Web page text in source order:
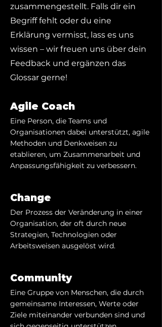
zusammengestellt. Falls dir ein
Begriff fehlt oder du eine
Erklärung vermisst, lass es uns
wissen – wir freuen uns über dein
Feedback und ergänzen das
Glossar gerne!
Agile Coach
Eine Person, die Teams und
Organisationen dabei unterstützt, agile
Methoden und Denkweisen zu
etablieren, um Zusammenarbeit und
Anpassungsfähigkeit zu verbessern.
Change
Der Prozess der Veränderung in einer
Organisation, der oft durch neue
Strategien, Technologien oder
Arbeitsweisen ausgelöst wird.
Community
Eine Gruppe von Menschen, die durch
gemeinsame Interessen, Werte oder
Ziele miteinander verbunden sind und